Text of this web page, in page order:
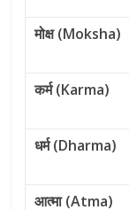
मोक्ष (Moksha)
कर्म (Karma)
धर्म (Dharma)
आत्मा (Atma)